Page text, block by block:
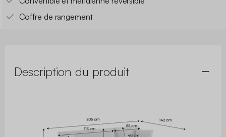
Coffre de rangement
Description du produit